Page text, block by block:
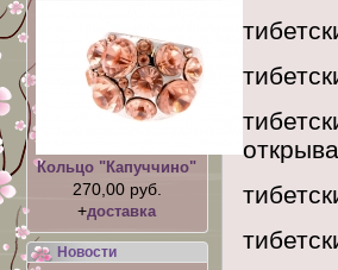
Кольцо "Капуччино"
270,00 руб.
+доставка
Новости